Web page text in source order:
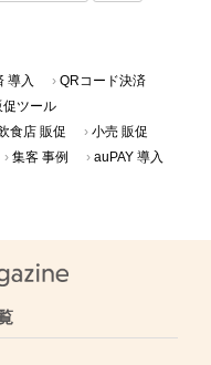
導入
QRコード決済
促ツール
食店 販促
小売 販促
集客 事例
auPAY 導入